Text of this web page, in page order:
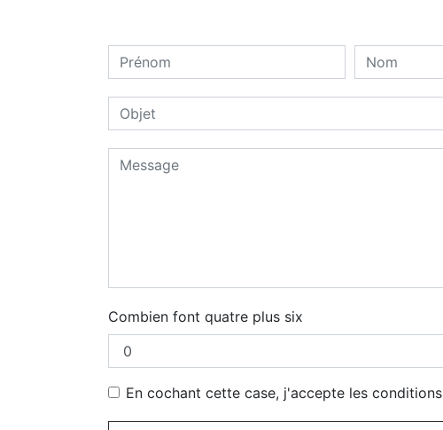
Combien font quatre plus six
En cochant cette case, j'accepte les